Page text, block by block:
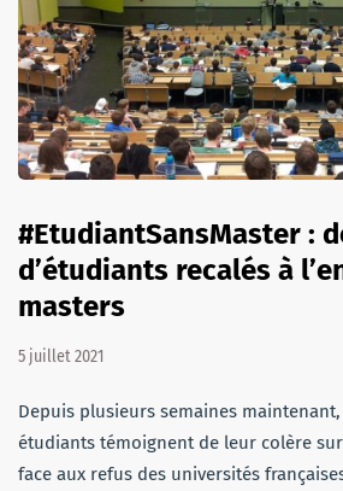
#EtudiantSansMaster :
d’étudiants recalés à
masters
5 juillet 2021
Depuis plusieurs semaines
étudiants témoignent de leur colère
face aux refus des universités